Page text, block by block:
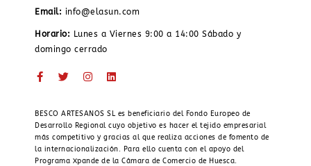
Email: info@elasun.com
Horario: Lunes a Viernes 9:00 a 14:00 Sábado y
domingo cerrado
BESCO ARTESANOS SL es beneficiario del Fondo Europeo de
Desarrollo Regional cuyo objetivo es hacer el tejido empresarial
más competitivo y gracias al que realiza acciones de fomento de
la internacionalización. Para ello cuenta con el apoyo del
Programa Xpande de la Cámara de Comercio de Huesca.